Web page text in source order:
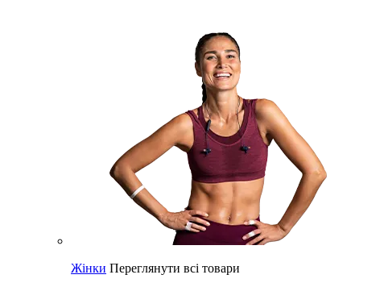
Жінки Переглянути всі товари